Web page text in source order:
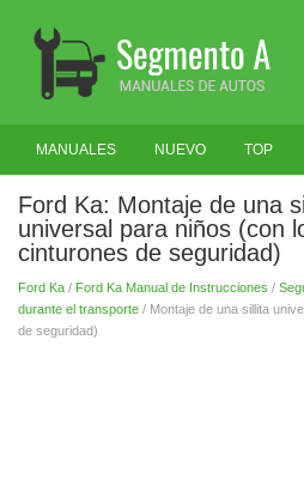
MANUALES NUEVO TOP
BUSCAR
Ford Ka: Montaje de una
universal para niños (con
cinturones de seguridad)
Ford Ka / Ford Ka Manual de Instrucciones /
durante el transporte / Montaje de una sillita
de seguridad)